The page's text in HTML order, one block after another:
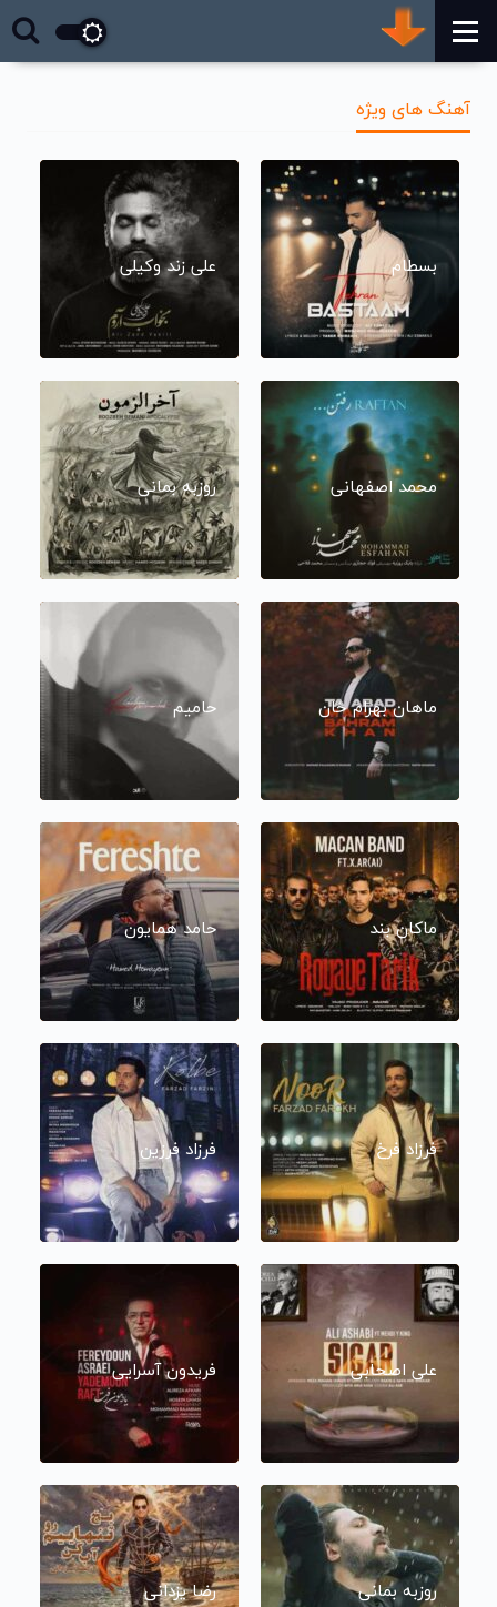
آهنگ های ویژه
بسطام علی زند وکیلی
محمد اصفهانی روزبه بمانی
ماهان بهرام خان حامیم
ماکان بند حامد همایون
فرزاد فرخ فرزاد فرزین
علی اصحابی فریدون آسرایی
روزبه بمانی رضا یزدانی